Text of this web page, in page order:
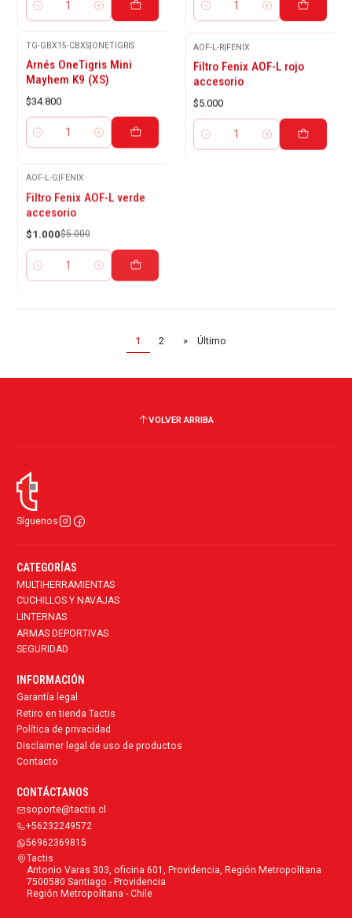
Cantidad Cantidad
TG-GBX15-CBXS|ONETIGRIS
Arnés OneTigris Mini
Mayhem K9 (XS)
$34.800
Cantidad
AOF-L-R|FENIX
Filtro Fenix AOF-L rojo
accesorio
$5.000
Cantidad
OFF
AOF-L-G |FENIX
Filtro Fenix AOF-L verde
accesorio
$1.000 $5.000
Cantidad
1 2 » Último
VOLVER ARRIBA
Síguenos
CATEGORÍAS
MULTIHERRAMIENTAS
CUCHILLOS Y NAVAJAS
LINTERNAS
ARMAS DEPORTIVAS
SEGURIDAD
INFORMACIÓN
Garantía legal
Retiro en tienda Tactis
Política de privacidad
Disclaimer legal de uso de productos
Contacto
CONTÁCTANOS
soporte@tactis.cl
+56232249572
56962369815
Tactis
Antonio Varas 303, oficina 601, Providencia, Región Metropolitana
7500580 Santiago - Providencia
Región Metropolitana - Chile